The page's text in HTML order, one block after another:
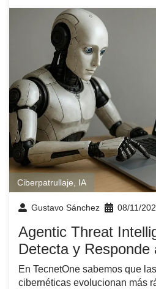
Ciberpatrullaje, IA
Gustavo Sánchez 08/11/
Agentic Threat
Detecta y Responde
En TecnetOne sabemos que
cibernéticas evolucionan más